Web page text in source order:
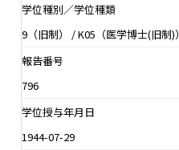
学位種別／学位種類
9（旧制） / K05（医学博士(旧制)）
報告番号
796
学位授与年月日
1944-07-29